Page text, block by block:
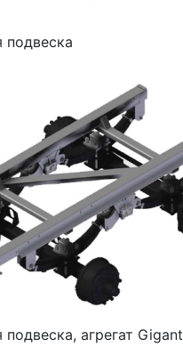
подвеска
агрегат Gigant